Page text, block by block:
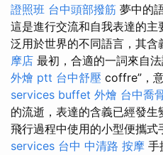
證照班 台中頭部撥筋 夢中的
這是進行交流和自我表達的
泛用於世界的不同語言，其含
摩店 最初，合適的一詞來自
外燴 ptt 台中舒壓 coffre”，
services buffet 外燴 台中喬
的流逝，表達的含義已經發
飛行過程中使用的小型便攜式
services 台中 中清路 按摩 手